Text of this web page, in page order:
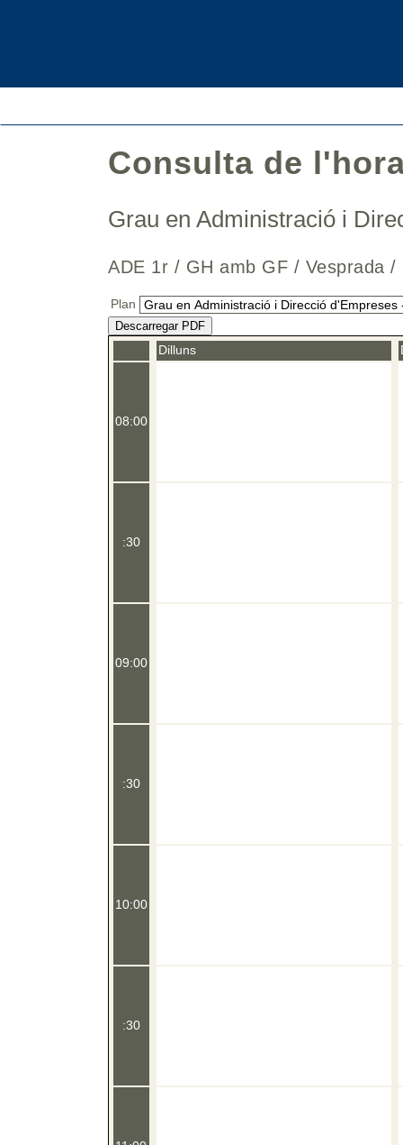
Consulta de
Grau en Administració i
ADE 1r / GH amb GF /
Plan
Descarregar PDF
08:00
:30
09:00
:30
10:00
:30
Dilluns